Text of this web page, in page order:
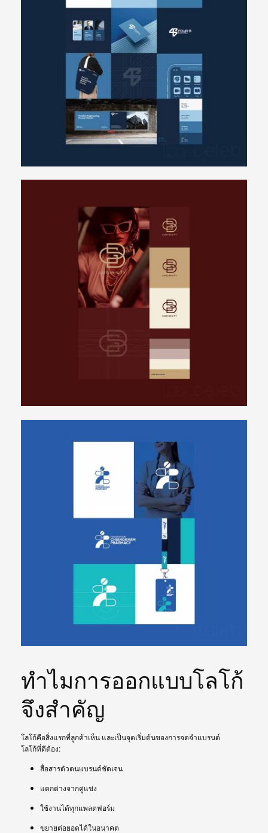
ทำไมการออกแบบโลโก้
จึงสำคัญ
โลโก้คือสิ่งแรกที่ลูกค้าเห็น และเป็นจุดเริ่มต้นของการจดจำแบรนด์
โลโก้ที่ดีต้อง:
สื่อสารตัวตนแบรนด์ชัดเจน
แตกต่างจากคู่แข่ง
ใช้งานได้ทุกแพลตฟอร์ม
ขยายต่อยอดได้ในอนาคต